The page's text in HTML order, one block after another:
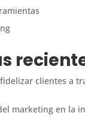
clientes a
marketing en la